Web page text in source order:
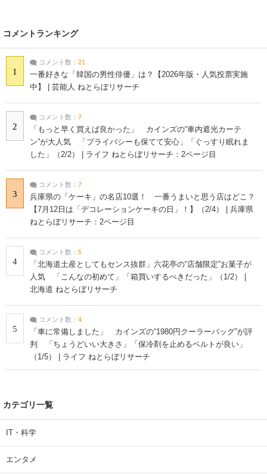
コメントランキング
1
コメント数： 21
一番好きな「韓国の男性俳優」は？【2026年版・人気投票実施
中】 | 芸能人 ねとらぼリサーチ
2
コメント数： 7
「もっと早く買えば良かった」 カインズの“車内遮光カーテ
ン”が大人気 「プライバシーも保てて安心」「ぐっすり眠れま
した」（2/2） | ライフ ねとらぼリサーチ：2ページ目
3
コメント数： 7
兵庫県の「ケーキ」の名店10選！ 一番うまいと思う店はどこ？
【7月12日は「デコレーションケーキの日」！】（2/4） | 兵庫県
ねとらぼリサーチ：2ページ目
4
コメント数： 5
「北海道土産としてもセンス抜群」六花亭の“店舗限定”お菓子が
人気 「こんなの初めて」「箱買いするべきだった」（1/2） |
北海道 ねとらぼリサーチ
5
コメント数： 4
「車に常備しました」 カインズの“1980円クーラーバッグ”が評
判 「ちょうどいい大きさ」「保冷剤を止めるベルトが良い」
（1/5） | ライフ ねとらぼリサーチ
カテゴリ一覧
IT・科学
エンタメ